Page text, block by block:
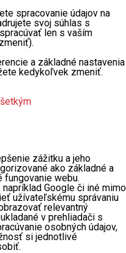
spracovanie údajov na
svoj súhlas s
len s vaším
a základné nastavenia
kedykoľvek zmeniť.
zážitku a jeho
ako základné a
fungovanie webu.
Google či iné mimo
užívateľskému správaniu
relevantný
v prehliadači s
osobných údajov,
si jednotlivé